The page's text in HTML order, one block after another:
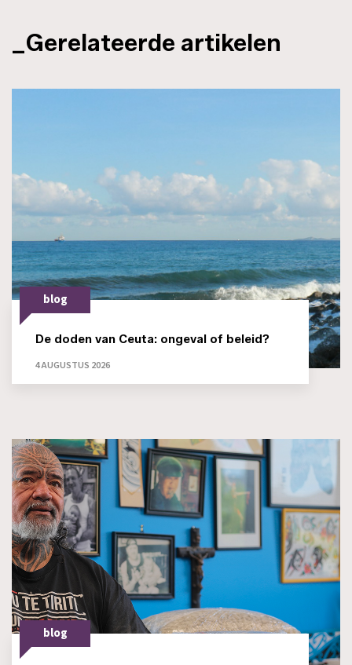
_Gerelateerde artikelen
blog
De doden van Ceuta: ongeval of beleid?
4 AUGUSTUS 2026
blog